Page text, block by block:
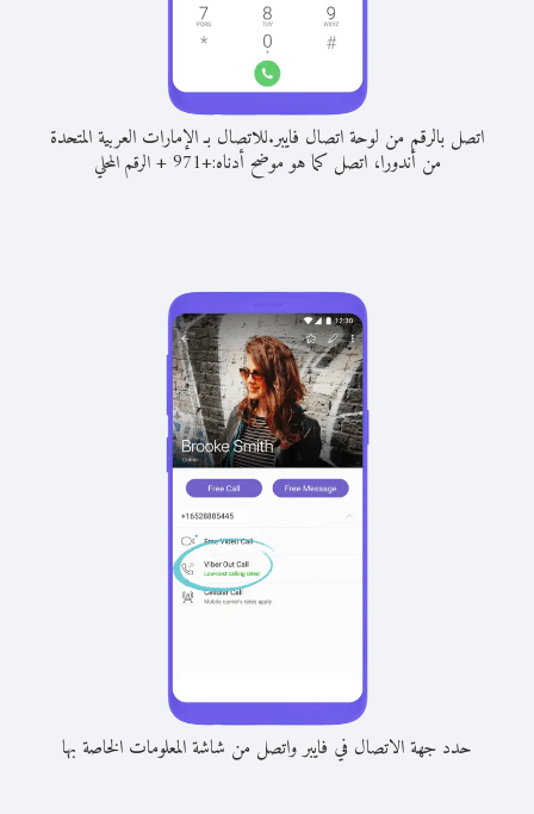
اتصل بالرقم من لوحة اتصال فايبر.للاتصال بـ الإمارات العربية المتحدة
من أندورا، اتصل كما هو موضح أدناه:+
971
+الرقم المحلي
حدد جهة الاتصال في فايبر واتصل من شاشة المعلومات الخاصة بها